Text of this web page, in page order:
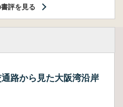
評を見る
路から見た大阪湾沿岸